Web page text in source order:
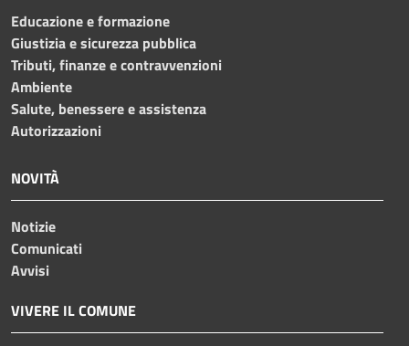
Educazione e formazione
Giustizia e sicurezza pubblica
Tributi, finanze e contravvenzioni
Ambiente
Salute, benessere e assistenza
Autorizzazioni
NOVITÀ
Notizie
Comunicati
Avvisi
VIVERE IL COMUNE